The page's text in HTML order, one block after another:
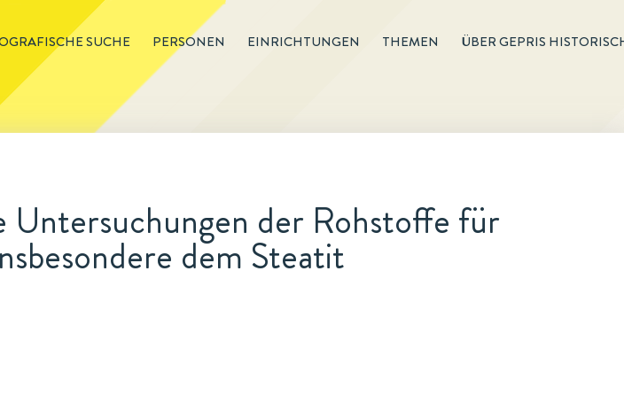
SUCHE PERSONEN EINRICHTUNGEN THEMEN ÜBER GEPRIS
Untersuchungen der Rohstoffe für
dem Steatit